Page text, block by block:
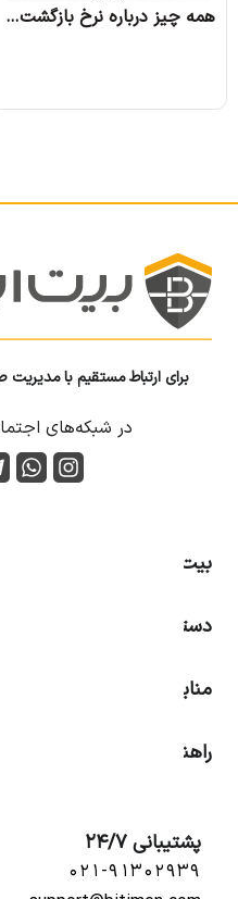
همه چیز درباره نرخ بازگشت سرمایه و نحوه محاسبه آن
برای ارتباط مستقیم با
در شبکه‌های
بیت ایمن
دسترسی آسان
منابع آموزشی
راهنمای استفاده
پشتیبانی 24/7
۰۲۱-۹۱۳۰۲۹۳۹